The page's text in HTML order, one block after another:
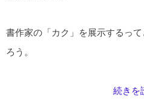
書作家の「カク」を展示するっ
ろう。
続きを